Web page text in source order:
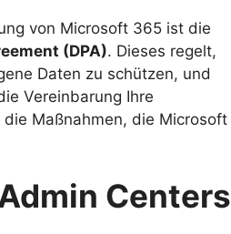
von Microsoft 365 ist die
(DPA). Dieses regelt,
Daten zu schützen, und
Vereinbarung Ihre
Maßnahmen, die Microsoft
Centers